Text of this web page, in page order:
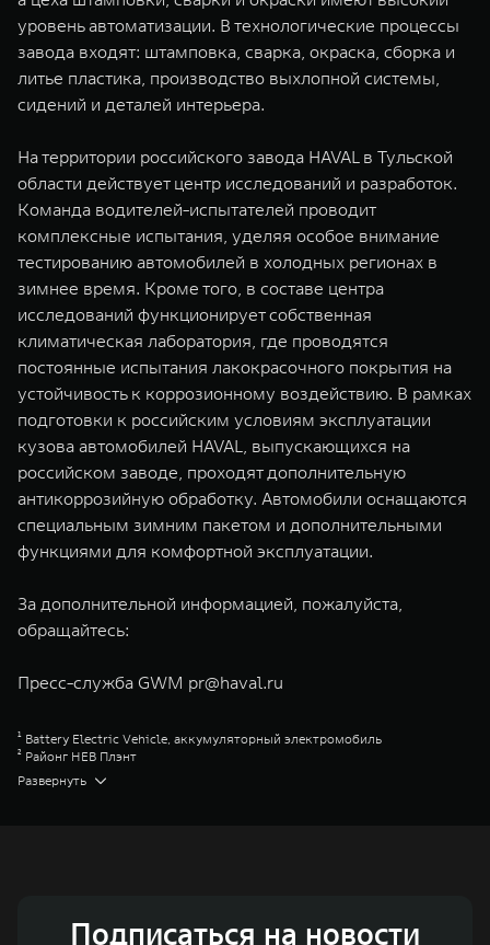
уровень автоматизации. В технологические процессы
завода входят: штамповка, сварка, окраска, сборка и
литье пластика, производство выхлопной системы,
сидений и деталей интерьера.
На территории российского завода HAVAL в Тульской
области действует центр исследований и разработок.
Команда водителей-испытателей проводит
комплексные испытания, уделяя особое внимание
тестированию автомобилей в холодных регионах в
зимнее время. Кроме того, в составе центра
исследований функционирует собственная
климатическая лаборатория, где проводятся
постоянные испытания лакокрасочного покрытия на
устойчивость к коррозионному воздействию. В рамках
подготовки к российским условиям эксплуатации
кузова автомобилей HAVAL, выпускающихся на
российском заводе, проходят дополнительную
антикоррозийную обработку. Автомобили оснащаются
специальным зимним пакетом и дополнительными
функциями для комфортной эксплуатации.
За дополнительной информацией, пожалуйста,
обращайтесь:
Пресс-служба GWM pr@haval.ru
¹ Battery Electric Vehicle, аккумуляторный электромобиль
² Районг НЕВ Плэнт
Great Wall Motor Company Limited (GWM) — глобальный производитель
внедорожников, кроссоверов и пикапов, специализирующийся на
использующих альтернативные источники энергии. Это обеспечивает
Развернуть
Подписаться на новости